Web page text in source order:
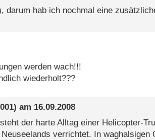
darum hab ich nochmal eine
werden wach!!!
wiederholt???
am 16.09.2008
der harte Alltag einer Helicopter-
verrichtet. In waghalsigen